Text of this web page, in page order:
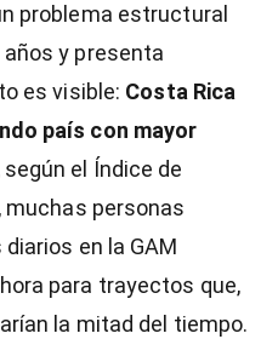
problema estructural
y presenta
es visible: Costa Rica
país con mayor
según el Índice de
muchas personas
en la GAM
para trayectos que,
la mitad del tiempo.